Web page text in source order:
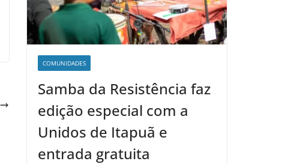
COMUNIDADES
Samba da Resistência faz
edição especial com a
Unidos de Itapuã e
entrada gratuita